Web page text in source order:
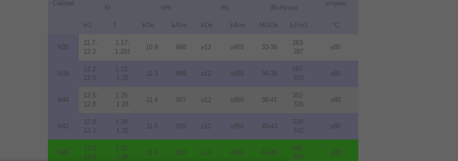
Calidad
empleo
Br bHc iHc (BxH)max
kG T kOe kA/m kOe kA/m MGOe kJ/m3 °C
N35
11.7-
12.2
1.17-
1.201
10.9 868 ≥12 ≥955 33-36
263-
287
≤80
N38
12.2-
12.5
1.22-
1.25
11.3 899 ≥12 ≥955 36-39
287-
310
≤80
N40
12.5-
12.8
1.25-
1.28
11.4 907 ≥12 ≥955 38-41
302-
326
≤80
N42
12.8-
13.2
1.28-
1.32
11.5 915 ≥12 ≥955 40-43
318-
342
≤80
N45
13.2-
13.8
1.32-
1.38
11.6 923 ≥12 ≥955 43-46
342-
366
≤80